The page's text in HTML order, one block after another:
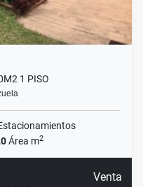
1 PISO
Área m2
Venta